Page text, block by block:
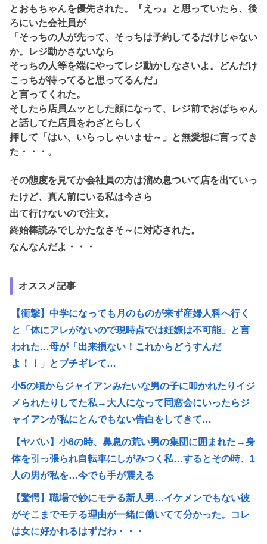
とおもちゃんを優先された。『えっ』と思っていたら、後
ろにいた会社員が
「そっちの人が先って、そっちは予約してるだけじゃない
か。レジ動かさないなら
そっちの人等を端にやってレジ動かしなさいよ。どんだけ
こっちが待ってると思ってるんだ」
と言ってくれた。
そしたら店員ムッとした顔になって、レジ前でおばちゃん
と話してた店員をわざとらしく
押して「はい、いらっしゃいませ～」と無愛想に言ってき
た・・・。
その態度を見てか会社員の方は溜め息ついて店を出ていっ
たけど、真ん前にいる私は今さら
出て行けないので注文。
終始棒読みでしかたなさそ～に対応された。
なんなんだよ・・・
オススメ記事
【衝撃】中学になっても月のものが来ず産婦人科へ行く
と「体にアレがないので現時点では妊娠は不可能」と言
われた…母が「出来損ない！これからどうすんだ
よ！！」とブチギレて…
小5の頃からジャイアンみたいな男の子に叩かれたりイジ
メられたりしてた私→大人になって同窓会にいったらジ
ャイアンが私にとんでもない告白をしてきて…
【ヤバい】小6の時、鼻息の荒い男の集団に囲まれた→身
体を引っ張られ自転車にしがみつく私…するとその時、1
人の男が私を…今でも手が震える
【驚愕】職場で妙にモテる新人男…イケメンでもない彼
がそこまでモテる理由が一緒に働いてて分かった。コレ
は女に好かれるはずだわ・・・